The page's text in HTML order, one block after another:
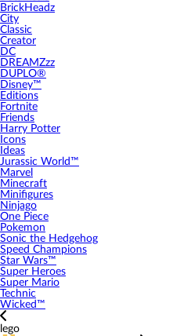
BrickHeadz
City
Classic
Creator
DC
DREAMZzz
DUPLO®
Disney™
Editions
Fortnite
Friends
Harry Potter
Icons
Ideas
Jurassic World™
Marvel
Minecraft
Minifigures
Ninjago
One Piece
Pokemon
Sonic the Hedgehog
Speed Champions
Star Wars™
Super Heroes
Super Mario
Technic
Wicked™
lego